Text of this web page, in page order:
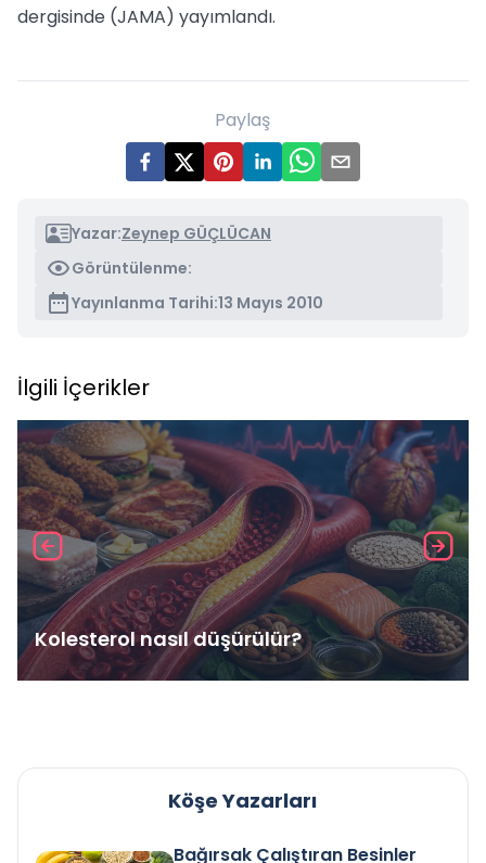
dergisinde (JAMA) yayımlandı.
Paylaş
Yazar:Zeynep GÜÇLÜCAN
Görüntülenme:
Yayınlanma Tarihi:13 Mayıs 2010
İlgili İçerikler
Kolesterol nasıl düşürülür?
Köşe Yazarları
Bağırsak Çalıştıran Besinler